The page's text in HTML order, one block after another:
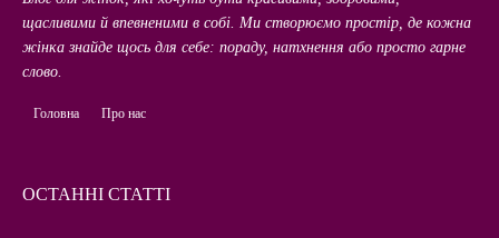
щасливими й впевненими в собі. Ми створюємо простір, де кожна
жінка знайде щось для себе: пораду, натхнення або просто гарне
слово.
Головна Про нас
ОСТАННІ СТАТТІ